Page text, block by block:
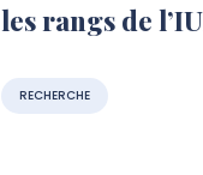
les rangs de
RECHERCHE